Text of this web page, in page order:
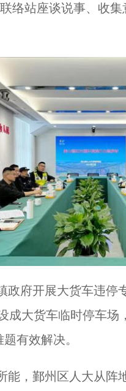
络站座谈说事、收
府开展大货车违停
成大货车临时停车场
有效解决。
，鄞州区人大从阵